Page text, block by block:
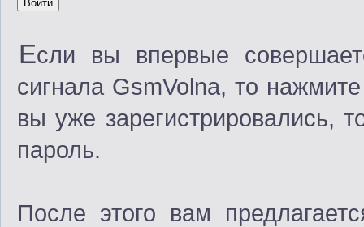
Если вы впервые
сигнала GsmVolna, то
вы уже зарегистрировались,
пароль.
После этого вам